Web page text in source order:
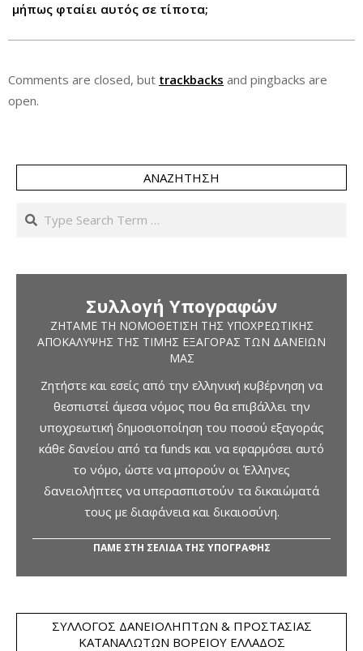
μήπως φταίει αυτός σε τίποτα;
Comments are closed, but trackbacks and pingbacks are
open.
ΑΝΑΖΉΤΗΣΗ
Search
Συλλογή Υπογραφών
ΖΗΤΆΜΕ ΤΗ ΝΟΜΟΘΈΤΙΣΗ ΤΗΣ ΥΠΟΧΡΕΩΤΙΚΉΣ
ΑΠΟΚΆΛΥΨΗΣ ΤΗΣ ΤΙΜΉΣ ΕΞΑΓΟΡΆΣ ΤΩΝ ΔΑΝΕΊΩΝ
ΜΑΣ
Ζητήστε και εσείς από την ελληνική κυβέρνηση να
θεσπιστεί άμεσα νόμος που θα επιβάλλει την
υποχρεωτική δημοσιοποίηση του ποσού εξαγοράς
κάθε δανείου από τα funds και να εφαρμόσει αυτό
το νόμο, ώστε να μπορούν οι Έλληνες
δανειολήπτες να υπερασπιστούν τα δικαιώματά
τους με διαφάνεια και δικαιοσύνη.
ΠΑΜΕ ΣΤΗ ΣΕΛΙΔΑ ΤΗΣ ΥΠΟΓΡΑΦΗΣ
ΣΎΛΛΟΓΟΣ ΔΑΝΕΙΟΛΗΠΤΏΝ & ΠΡΟΣΤΑΣΊΑΣ
ΚΑΤΑΝΑΛΩΤΏΝ ΒΟΡΕΊΟΥ ΕΛΛΆΔΟΣ